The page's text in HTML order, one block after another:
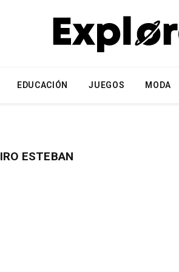
EDUCACIÓN JUEGOS MODA
ESTEBAN